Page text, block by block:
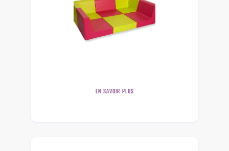
EN SAVOIR PLUS